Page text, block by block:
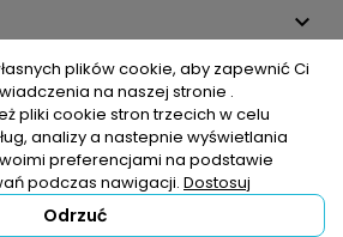


plików cookie, aby zapewnić Ci
na naszej stronie .
pliki cookie stron trzecich w celu
analizy a nastepnie wyświetlania
preferencjami na podstawie
podczas nawigacji. Dostosuj
Odrzuć